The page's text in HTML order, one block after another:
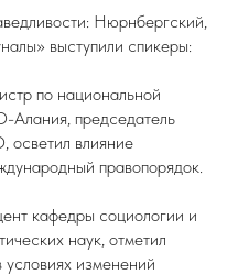
Нюрнбергский,
выступили спикеры:
по национальной
Алания, председатель
осветил влияние
правопорядок.
кафедры социологии и
наук, отметил
изменений